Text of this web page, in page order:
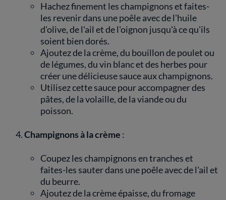
Hachez finement les champignons et faites-
les revenir dans une poêle avec de l'huile
d'olive, de l'ail et de l'oignon jusqu'à ce qu'ils
soient bien dorés.
Ajoutez de la crème, du bouillon de poulet ou
de légumes, du vin blanc et des herbes pour
créer une délicieuse sauce aux champignons.
Utilisez cette sauce pour accompagner des
pâtes, de la volaille, de la viande ou du
poisson.
Champignons à la crème :
Coupez les champignons en tranches et
faites-les sauter dans une poêle avec de l'ail et
du beurre.
Ajoutez de la crème épaisse, du fromage